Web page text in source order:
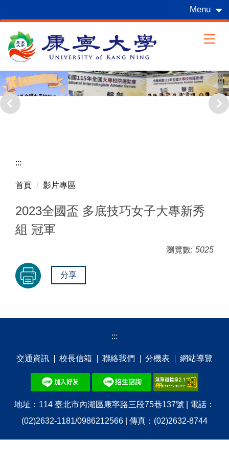
到
要
內
容
區
Menu
:::
首頁 影片專區
2023全國盃 多底技巧女子大專新秀
組 冠軍
瀏覽數: 5025
分享
:::
交通資訊 校⻑信箱 聯絡我們 分機表 網站導覽
地址：114 臺北市內湖區康寧路三段75巷137號 | 電話：
(02)2632-1181/0986212566 | 傳真：(02)2632-8744